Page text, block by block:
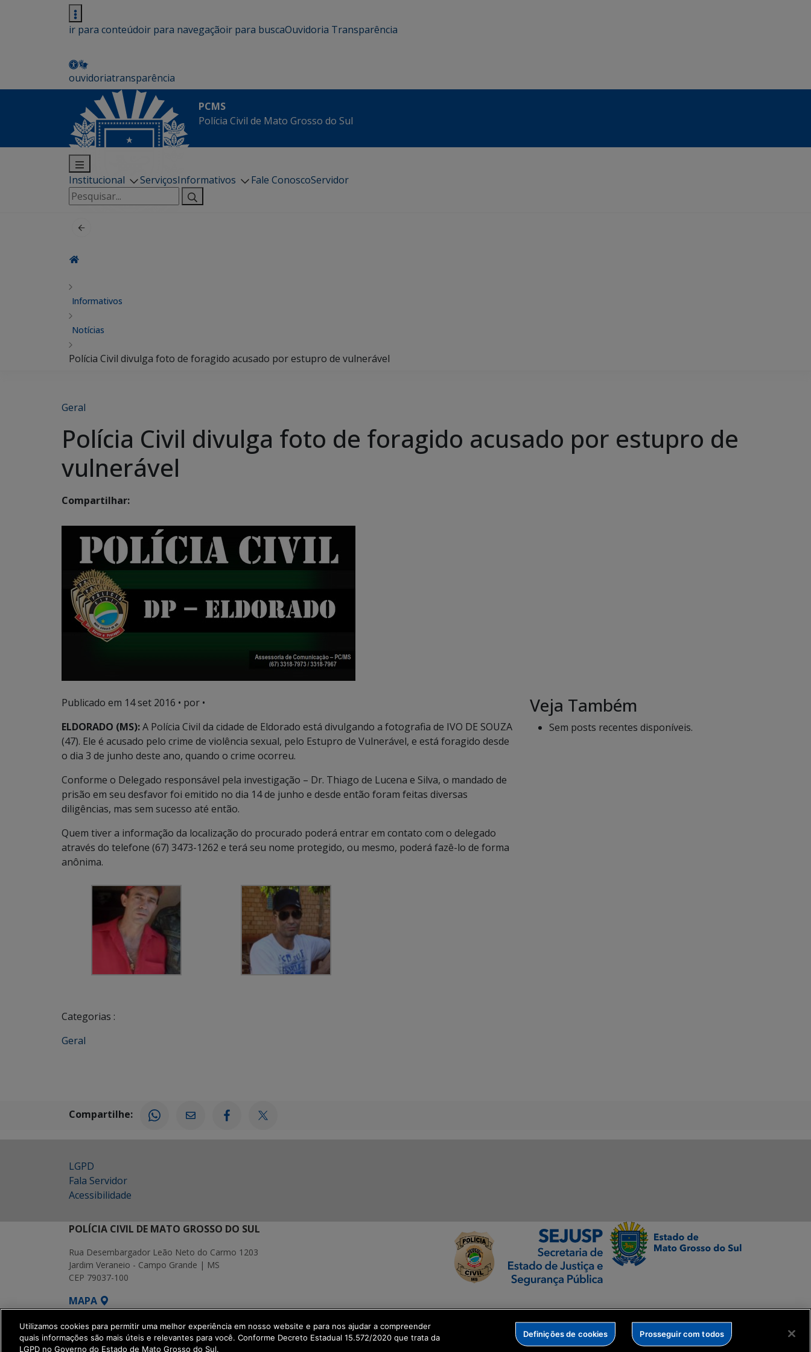
ir para conteúdoir para navegaçãoir para buscaOuvidoria Transparência
ouvidoriatransparência
PCMS
Polícia Civil de Mato Grosso do Sul
Institucional ServiçosInformativos Fale ConoscoServidor
Pesquisar
por:
Informativos
Notícias
Polícia Civil divulga foto de foragido acusado por estupro de vulnerável
Geral
Polícia Civil divulga foto de foragido acusado por estupro de
vulnerável
Compartilhar:
Publicado em 14 set 2016 • por •
ELDORADO (MS):A Polícia Civil da cidade de Eldorado está divulgando a fotografia de IVO DE SOUZA
(47). Ele é acusado pelo crime de violência sexual, pelo Estupro de Vulnerável, e está foragido desde
o dia 3 de junho deste ano, quando o crime ocorreu.
Conforme o Delegado responsável pela investigação – Dr. Thiago de Lucena e Silva, o mandado de
prisão em seu desfavor foi emitido no dia 14 de junho e desde então foram feitas diversas
diligências, mas sem sucesso até então.
Quem tiver a informação da localização do procurado poderá entrar em contato com o delegado
através do telefone (67) 3473-1262 e terá seu nome protegido, ou mesmo, poderá fazê-lo de forma
anônima.
Categorias :
Geral
Veja Também
Sem posts recentes disponíveis.
Compartilhe:
LGPD
Fala Servidor
Acessibilidade
POLÍCIA CIVIL DE MATO GROSSO DO SUL
Rua Desembargador Leão Neto do Carmo 1203
Jardim Veraneio - Campo Grande | MS
CEP 79037-100
MAPA
SETDIG | Secretaria-Executiva de Transformação Digital
Utilizamos cookies para permitir uma melhor experiência em nosso website e para nos ajudar a compreender
quais informações são mais úteis e relevantes para você. Conforme Decreto Estadual 15.572/2020 que trata da
LGPD no Governo do Estado de Mato Grosso do Sul.
Definições de cookies Prosseguir com todos